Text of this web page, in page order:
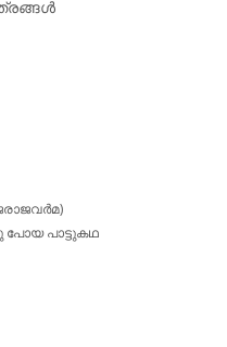
പോയ പാട്ടുകഥ